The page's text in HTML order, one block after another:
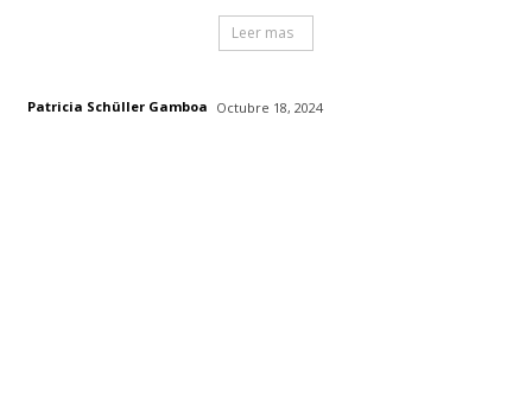
Leer mas
Patricia Schüller Gamboa Octubre 18, 2024